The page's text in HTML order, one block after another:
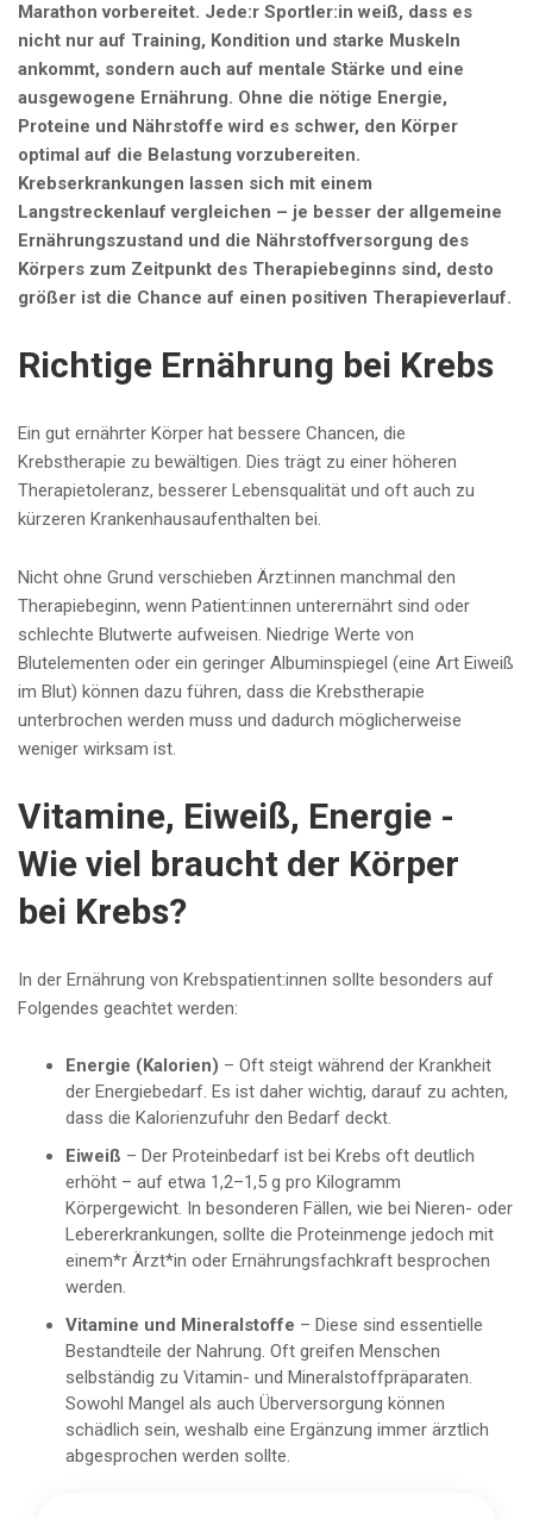
Marathon vorbereitet. Jede:r Sportler:in weiß, dass es
nicht nur auf Training, Kondition und starke Muskeln
ankommt, sondern auch auf mentale Stärke und eine
ausgewogene Ernährung. Ohne die nötige Energie,
Proteine und Nährstoffe wird es schwer, den Körper
optimal auf die Belastung vorzubereiten.
Krebserkrankungen lassen sich mit einem
Langstreckenlauf vergleichen – je besser der allgemeine
Ernährungszustand und die Nährstoffversorgung des
Körpers zum Zeitpunkt des Therapiebeginns sind, desto
größer ist die Chance auf einen positiven Therapieverlauf.
Richtige Ernährung bei Krebs
Ein gut ernährter Körper hat bessere Chancen, die
Krebstherapie zu bewältigen. Dies trägt zu einer höheren
Therapietoleranz, besserer Lebensqualität und oft auch zu
kürzeren Krankenhausaufenthalten bei.
Nicht ohne Grund verschieben Ärzt:innen manchmal den
Therapiebeginn, wenn Patient:innen unterernährt sind oder
schlechte Blutwerte aufweisen. Niedrige Werte von
Blutelementen oder ein geringer Albuminspiegel (eine Art Eiweiß
im Blut) können dazu führen, dass die Krebstherapie
unterbrochen werden muss und dadurch möglicherweise
weniger wirksam ist.
Vitamine, Eiweiß, Energie -
Wie viel braucht der Körper
bei Krebs?
In der Ernährung von Krebspatient:innen sollte besonders auf
Folgendes geachtet werden:
Energie (Kalorien) – Oft steigt während der Krankheit
der Energiebedarf. Es ist daher wichtig, darauf zu achten,
dass die Kalorienzufuhr den Bedarf deckt.
Eiweiß – Der Proteinbedarf ist bei Krebs oft deutlich
erhöht – auf etwa 1,2–1,5 g pro Kilogramm
Körpergewicht. In besonderen Fällen, wie bei Nieren- oder
Lebererkrankungen, sollte die Proteinmenge jedoch mit
einem*r Ärzt*in oder Ernährungsfachkraft besprochen
werden.
Vitamine und Mineralstoffe – Diese sind essentielle
Bestandteile der Nahrung. Oft greifen Menschen
selbständig zu Vitamin- und Mineralstoffpräparaten.
Sowohl Mangel als auch Überversorgung können
schädlich sein, weshalb eine Ergänzung immer ärztlich
abgesprochen werden sollte.